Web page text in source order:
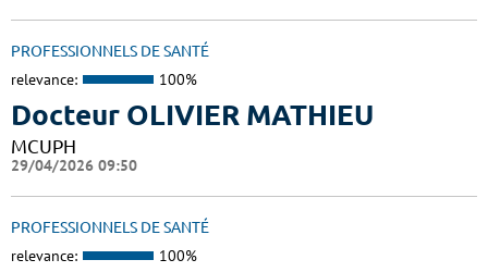
PROFESSIONNELS DE SANTÉ
relevance: 100%
Docteur OLIVIER MATHIEU
MCUPH
29/04/2026 09:50
PROFESSIONNELS DE SANTÉ
relevance: 100%